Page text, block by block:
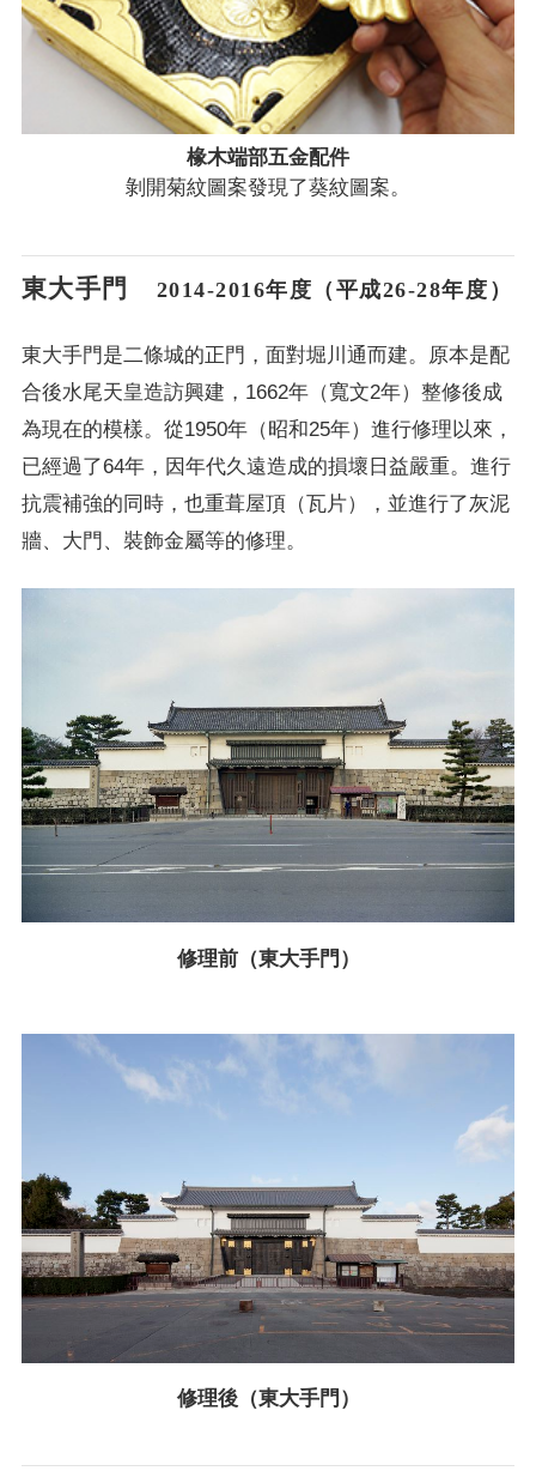
椽木端部五金配件
剝開菊紋圖案發現了葵紋圖案。
東大手門 2014-2016年度（平成26-28年度）
東大手門是二條城的正門，面對堀川通而建。原本是配
合後水尾天皇造訪興建，1662年（寬文2年）整修後成
為現在的模樣。從1950年（昭和25年）進行修理以來，
已經過了64年，因年代久遠造成的損壞日益嚴重。進行
抗震補強的同時，也重葺屋頂（瓦片），並進行了灰泥
牆、大門、裝飾金屬等的修理。
修理前（東大手門）
修理後（東大手門）